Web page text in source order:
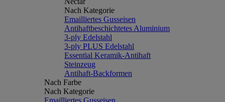
Nach Kategorie
Emailliertes Gusseisen
Antihaftbeschichtetes Aluminium
3-ply Edelstahl
3-ply PLUS Edelstahl
Essential Keramik-Antihaft
Steinzeug
Antihaft-Backformen
Nach Farbe
Nach Kategorie
Emailliertes Gusseisen